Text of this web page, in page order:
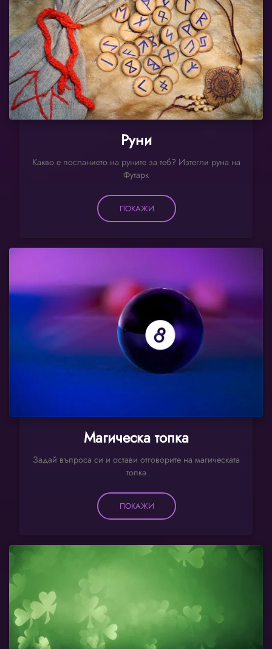
Руни
Какво е посланието на руните за теб? Изтегли руна на
Футарк
ПОКАЖИ
Магическа топка
Задай въпроса си и остави отговорите на магическата
топка
ПОКАЖИ